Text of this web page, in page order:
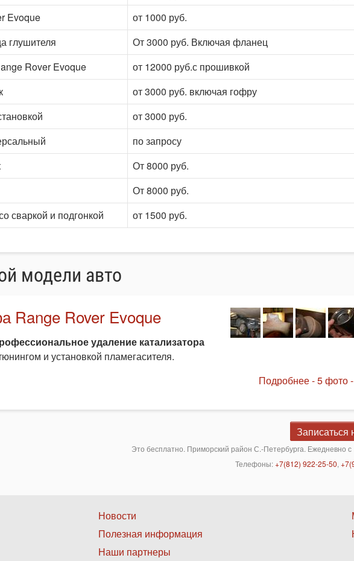
Evoque
от 1000 руб.
глушителя
От 3000 руб. Включая фланец
Rover Evoque
от 12000 руб.с прошивкой
от 3000 руб. включая гофру
от 3000 руб.
по запросу
От 8000 руб.
От 8000 руб.
сваркой и подгонкой
от 1500 руб.
модели авто
Range Rover Evoque
удаление катализатора
и установкой пламегасителя.
Подробнее - 5 фото
Записаться
Это бесплатно. Приморский район С.-Петербурга. Ежедневно с
Телефоны:+7(812) 922-25-50,
Нижнее
меню
Новости
Полезная информация
Наши партнеры